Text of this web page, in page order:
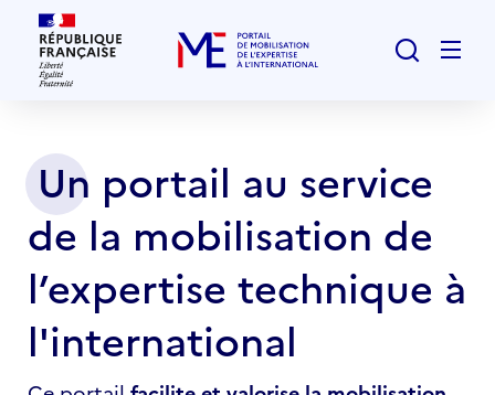
Rechercher
Page
d'accueil
Un portail au service
de la mobilisation de
l’expertise technique à
l'international